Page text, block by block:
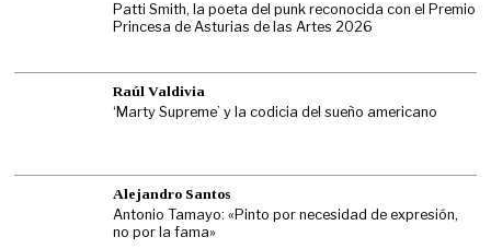
Patti Smith, la poeta del punk reconocida con el Premio
Princesa de Asturias de las Artes 2026
Raúl Valdivia
‘Marty Supreme’ y la codicia del sueño americano
Alejandro Santos
Antonio Tamayo: «Pinto por necesidad de expresión,
no por la fama»